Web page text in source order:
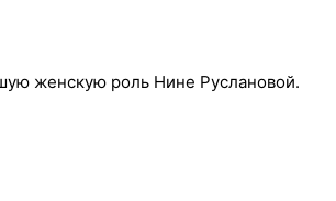
женскую роль Нине Руслановой.